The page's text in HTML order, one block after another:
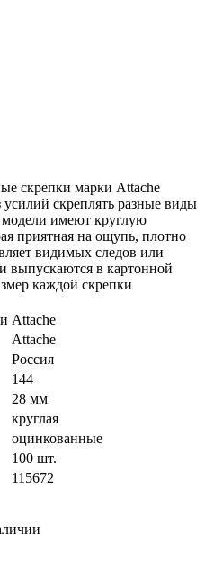
скрепки марки Attache
скреплять разные виды
имеют круглую
приятная на ощупь, плотно
видимых следов или
выпускаются в картонной
каждой скрепки
Attache
Attache
Россия
144
28 мм
круглая
оцинкованные
100 шт.
115672